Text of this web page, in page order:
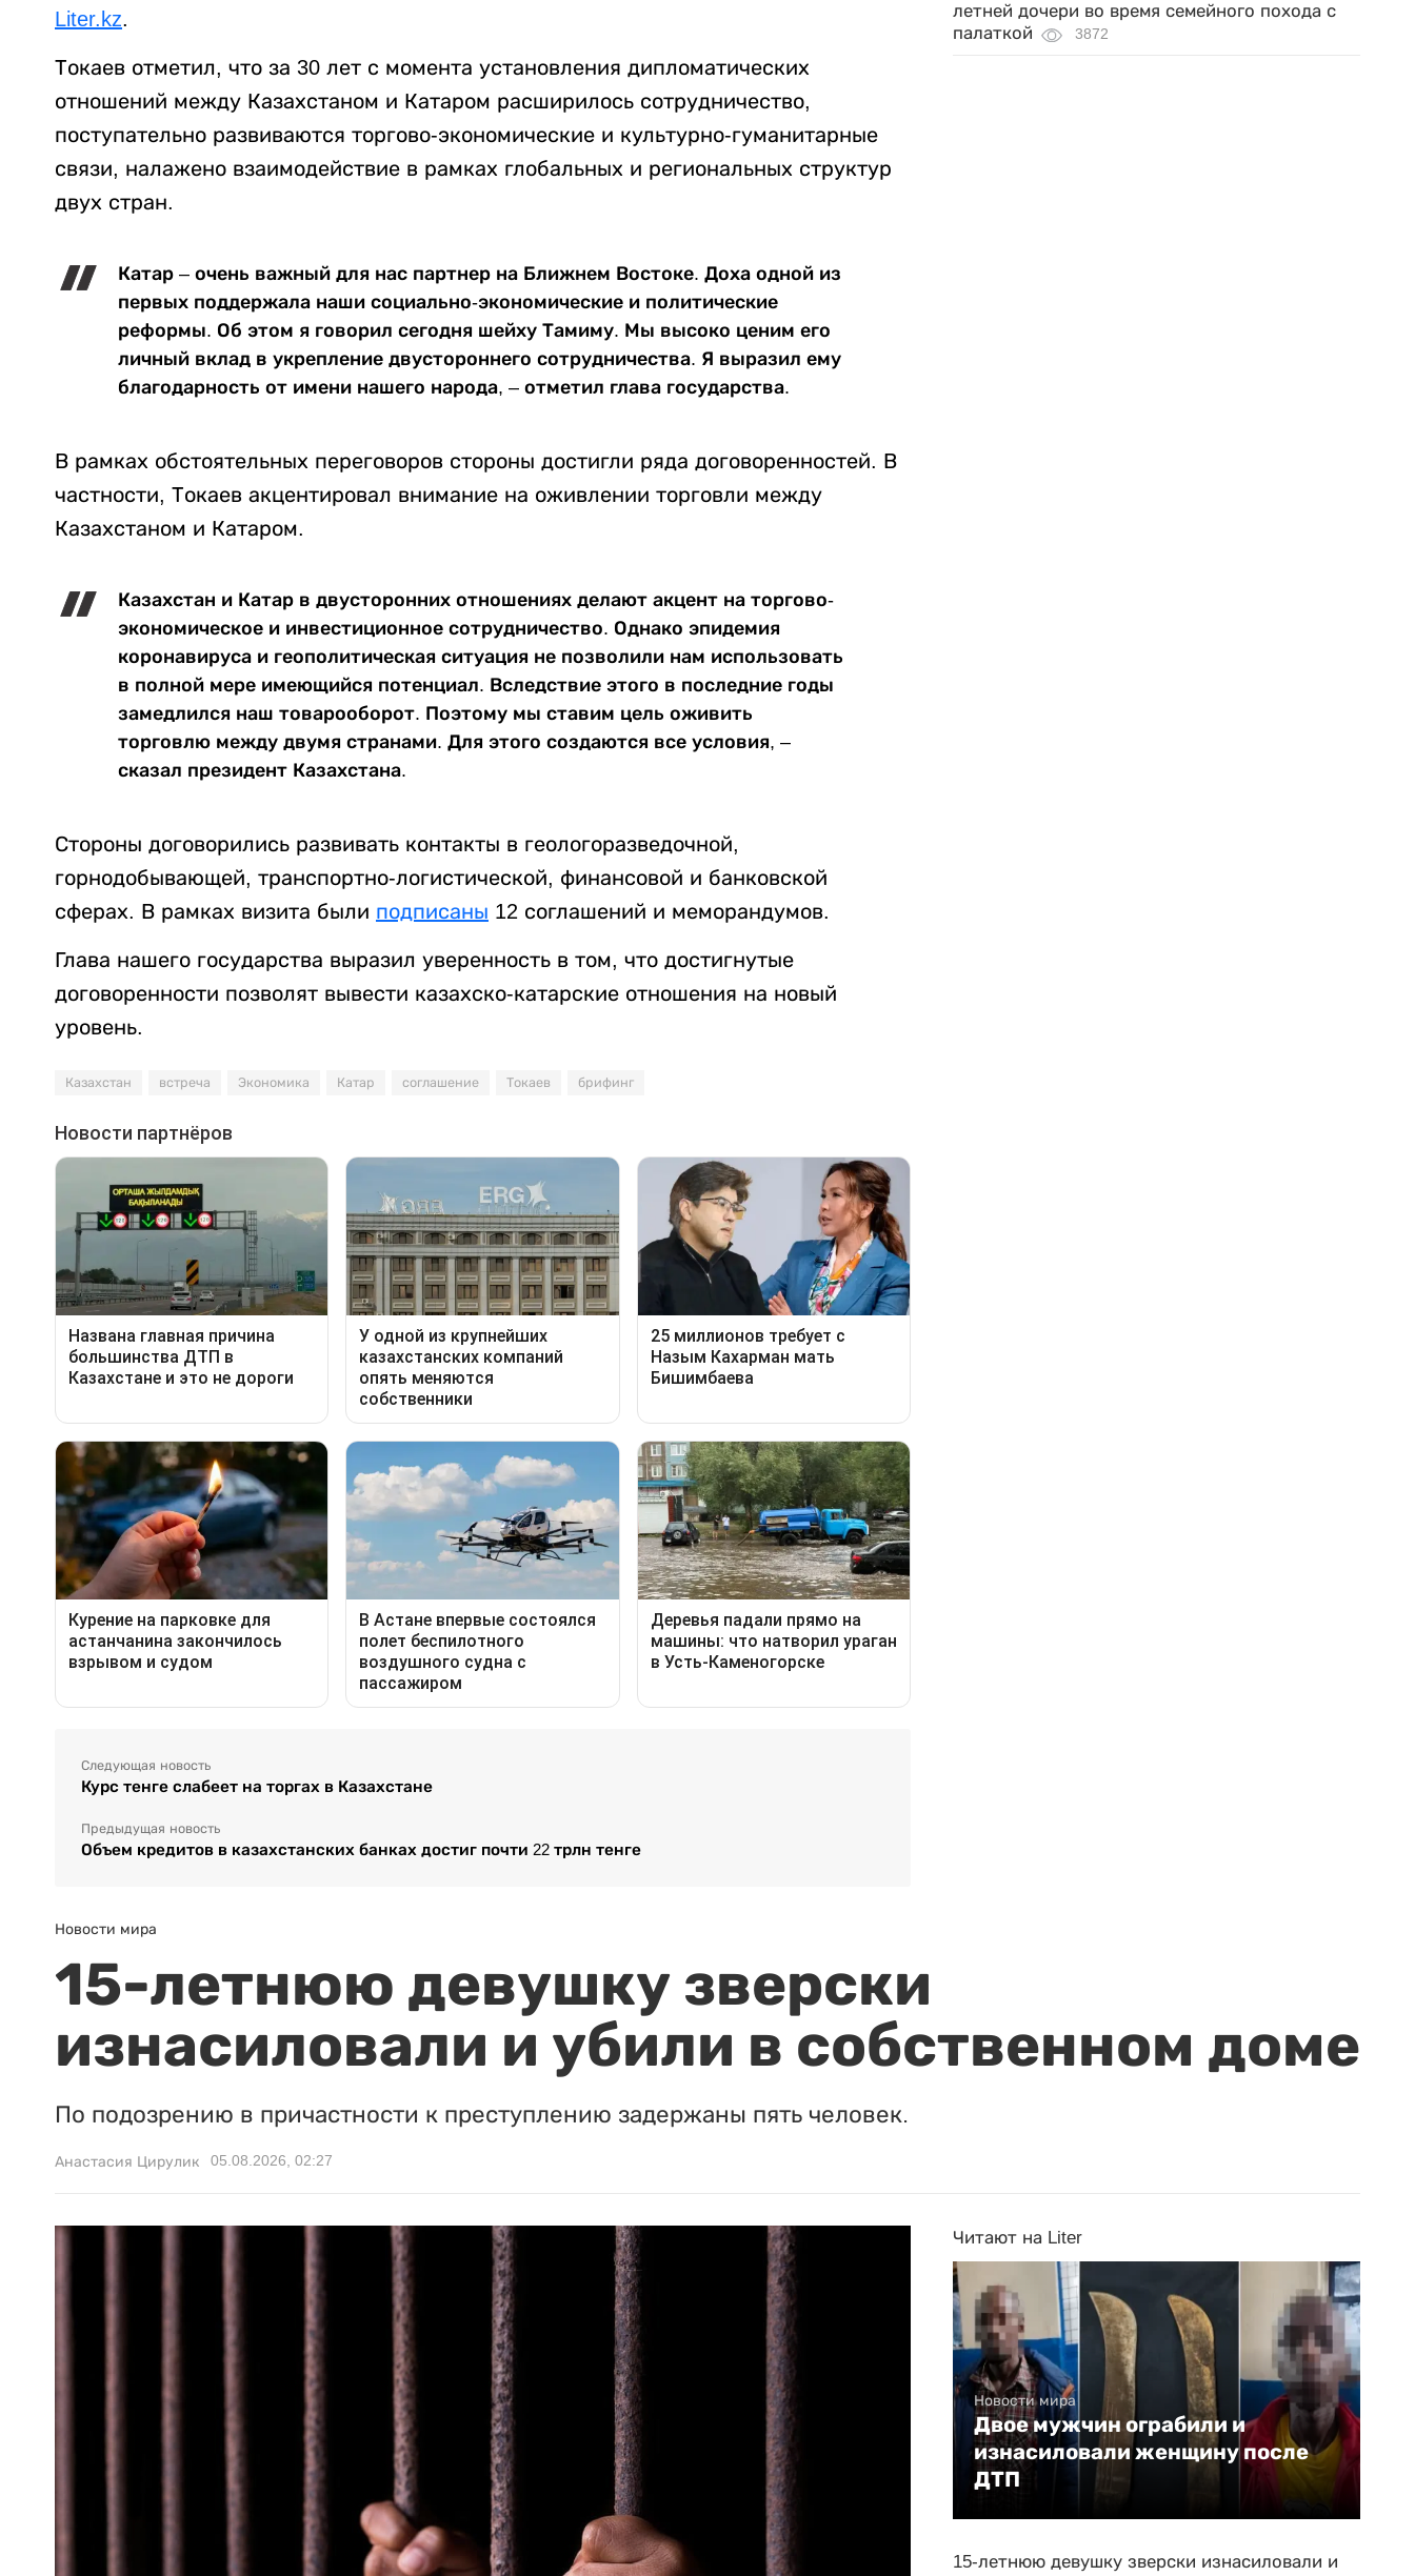
Liter.kz.
Токаев отметил, что за 30 лет с момента установления дипломатических
отношений между Казахстаном и Катаром расширилось сотрудничество,
поступательно развиваются торгово-экономические и культурно-гуманитарные
связи, налажено взаимодействие в рамках глобальных и региональных структур
двух стран.
Катар – очень важный для нас партнер на Ближнем Востоке. Доха одной из
первых поддержала наши социально-экономические и политические
реформы. Об этом я говорил сегодня шейху Тамиму. Мы высоко ценим его
личный вклад в укрепление двустороннего сотрудничества. Я выразил ему
благодарность от имени нашего народа, – отметил глава государства.
В рамках обстоятельных переговоров стороны достигли ряда договоренностей. В
частности, Токаев акцентировал внимание на оживлении торговли между
Казахстаном и Катаром.
Казахстан и Катар в двусторонних отношениях делают акцент на торгово-
экономическое и инвестиционное сотрудничество. Однако эпидемия
коронавируса и геополитическая ситуация не позволили нам использовать
в полной мере имеющийся потенциал. Вследствие этого в последние годы
замедлился наш товарооборот. Поэтому мы ставим цель оживить
торговлю между двумя странами. Для этого создаются все условия, –
сказал президент Казахстана.
Стороны договорились развивать контакты в геологоразведочной,
горнодобывающей, транспортно-логистической, финансовой и банковской
сферах. В рамках визита были подписаны 12 соглашений и меморандумов.
Глава нашего государства выразил уверенность в том, что достигнутые
договоренности позволят вывести казахско-катарские отношения на новый
уровень.
Казахстан встреча Экономика Катар соглашение Токаев брифинг
Следующая новость
Курс тенге слабеет на торгах в Казахстане
Предыдущая новость
Объем кредитов в казахстанских банках достиг почти 22 трлн тенге
летней дочери во время семейного похода с
палаткой
3872
Новости мира
15-летнюю девушку зверски
изнасиловали и убили в собственном доме
По подозрению в причастности к преступлению задержаны пять человек.
Анастасия Цирулик 05.08.2026, 02:27
Читают на Liter
Новости мира
Двое мужчин ограбили и
изнасиловали женщину после
ДТП
15-летнюю девушку зверски изнасиловали и